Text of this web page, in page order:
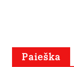
Paieška